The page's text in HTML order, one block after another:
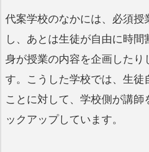
代案学校のなかには、必須授
し、あとは生徒が自由に時間
身が授業の内容を企画したり
す。こうした学校では、生徒
ことに対して、学校側が講
ックアップしています。